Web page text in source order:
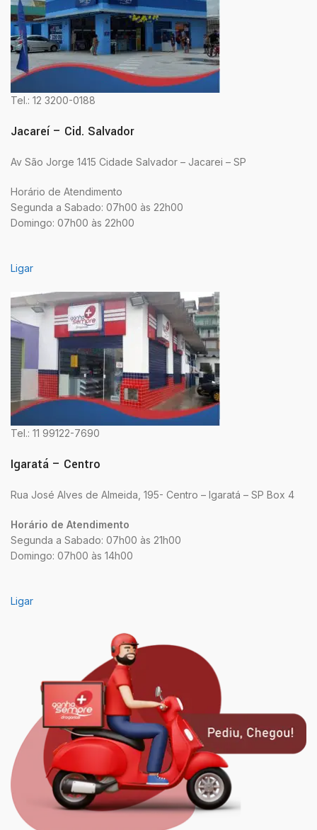
Tel.: 12 3200-0188
Jacareí – Cid. Salvador
Av São Jorge 1415 Cidade Salvador – Jacarei – SP
Horário de Atendimento
Segunda a Sabado: 07h00 às 22h00
Domingo: 07h00 às 22h00
Ligar
Tel.: 11 99122-7690
Igaratá – Centro
Rua José Alves de Almeida, 195- Centro – Igaratá – SP Box 4
Horário de Atendimento
Segunda a Sabado: 07h00 às 21h00
Domingo: 07h00 às 14h00
Ligar